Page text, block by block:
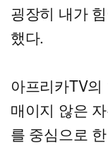
굉장히 내가
했다.
아프리카TV
매이지 않은
를 중심으로